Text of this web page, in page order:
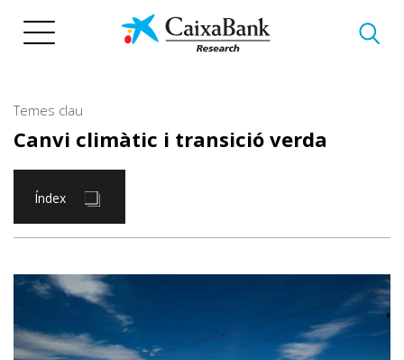
Temes clau
Canvi climàtic i transició verda
Índex